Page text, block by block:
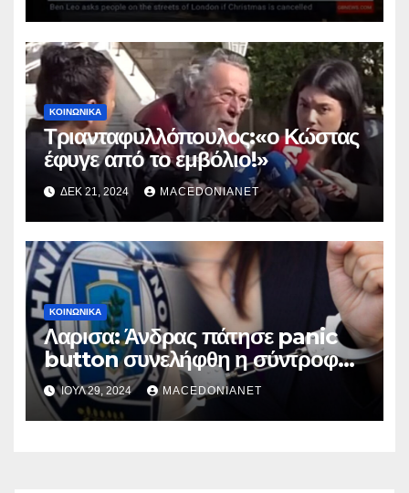
ΚΟΙΝΩΝΙΚΆ
Τριανταφυλλόπουλος:«ο Κώστας
έφυγε από το εμβόλιο!»
ΔΕΚ 21, 2024 MACEDONIANET
ΚΟΙΝΩΝΙΚΆ
Λαρισα: Άνδρας πάτησε panic
button συνελήφθη η σύντροφός
τουΙΟΎΛ 29, 2024 MACEDONIANET